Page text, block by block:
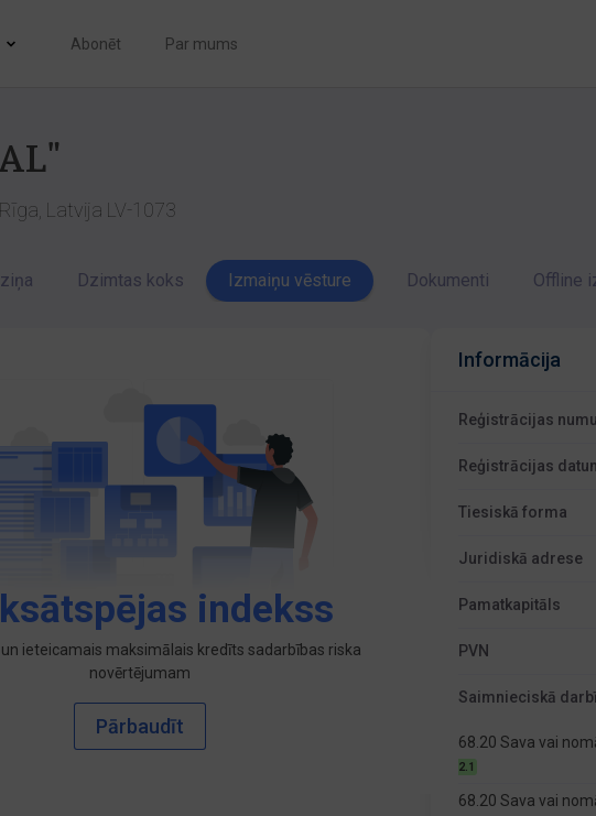
Abonēt Par mums
Latvija LV-1073
Dzimtas koks Izmaiņu vēsture Dokumenti Offline
indekss
ieteicamais maksimālais kredīts sadarbības riska
novērtējumam
Pārbaudīt
Informācija
Reģistrācijas
Reģistrācijas
Tiesiskā forma
Juridiskā adrese
Pamatkapitāls
PVN
Saimnieciskā
68.20 Sava vai
2.1
68.20 Sava vai